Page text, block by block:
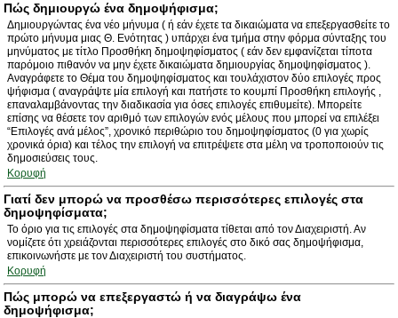
Πώς δημιουργώ ένα δημοψήφισμα;
Δημιουργώντας ένα νέο μήνυμα ( ή εάν έχετε τα δικαιώματα να επεξεργασθείτε το
πρώτο μήνυμα μιας Θ. Ενότητας ) υπάρχει ένα τμήμα στην φόρμα σύνταξης του
μηνύματος με τίτλο Προσθήκη δημοψηφίσματος ( εάν δεν εμφανίζεται τίποτα
παρόμοιο πιθανόν να μην έχετε δικαιώματα δημιουργίας δημοψηφίσματος ).
Αναγράφετε το Θέμα του δημοψηφίσματος και τουλάχιστον δύο επιλογές προς
ψήφισμα ( αναγράψτε μία επιλογή και πατήστε το κουμπί Προσθήκη επιλογής ,
επαναλαμβάνοντας την διαδικασία για όσες επιλογές επιθυμείτε). Μπορείτε
επίσης να θέσετε τον αριθμό των επιλογών ενός μέλους που μπορεί να επιλέξει
“Επιλογές ανά μέλος”, χρονικό περιθώριο του δημοψηφίσματος (0 για χωρίς
χρονικά όρια) και τέλος την επιλογή να επιτρέψετε στα μέλη να τροποποιούν τις
δημοσιεύσεις τους.
Κορυφή
Γιατί δεν μπορώ να προσθέσω περισσότερες επιλογές στα
δημοψηφίσματα;
Το όριο για τις επιλογές στα δημοψηφίσματα τίθεται από τον Διαχειριστή. Αν
νομίζετε ότι χρειάζονται περισσότερες επιλογές στο δικό σας δημοψήφισμα,
επικοινωνήστε με τον Διαχειριστή του συστήματος.
Κορυφή
Πώς μπορώ να επεξεργαστώ ή να διαγράψω ένα
δημοψήφισμα;